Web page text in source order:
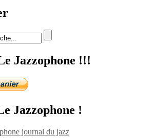
Jazzophone !!!
Jazzophone !